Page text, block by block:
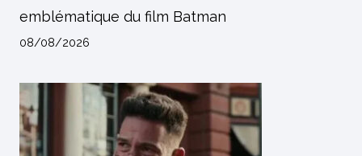
emblématique du film Batman
08/08/2026